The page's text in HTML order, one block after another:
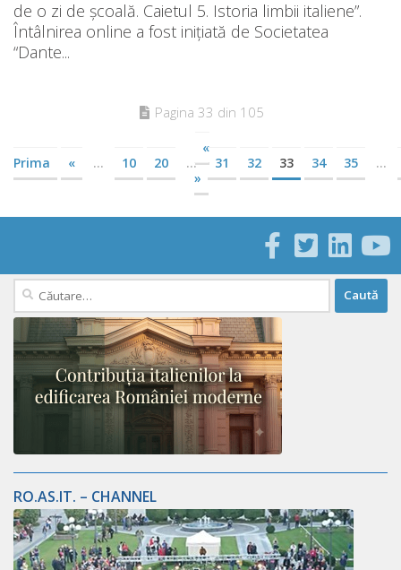
de o zi de școală. Caietul 5. Istoria limbii italiene”.
Întâlnirea online a fost inițiată de Societatea
“Dante...
Pagina 33 din 105
«
Prima
« ... 10 20 ... 31 32 33 34 35
...
»
Caută
după:
RO.AS.IT. – CHANNEL